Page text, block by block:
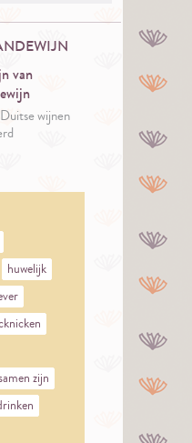
van
wijnen
door
huwelijk
zijn